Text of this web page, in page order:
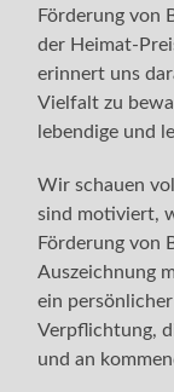
Förderung von
der Heimat-
erinnert uns
Vielfalt zu
lebendige und
Wir schauen
sind motiviert,
Förderung von
Auszeichnung
ein
Verpflichtung,
und an